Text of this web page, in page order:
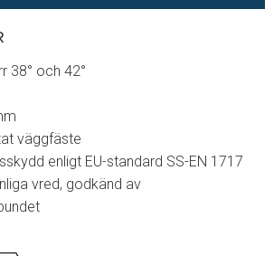
38° och 42°
väggfäste
enligt EU-standard SS-EN 1717
vred, godkänd av